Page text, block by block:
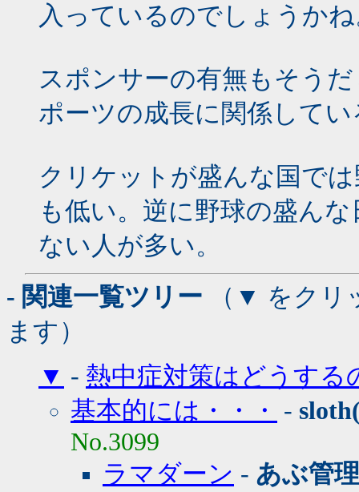
入っているのでしょうか
スポンサーの有無もそう
ポーツの成長に関係して
クリケットが盛んな国で
も低い。逆に野球の盛ん
ない人が多い。
- 関連一覧ツリー （▼ をクリ
ます）
▼ - 熱中症対策はどうする
基本的には・・・
-
No.3099
ラマダーン - あぶ管